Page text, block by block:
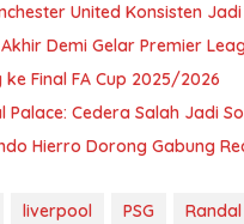
United Konsisten
Demi Gelar Premier
Final FA Cup 2025/2026
Cedera Salah Jadi
Hierro Dorong Gabung
liverpool PSG